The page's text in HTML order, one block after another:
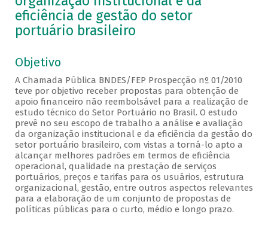
eficiência de gestão do setor
portuário brasileiro
Objetivo
A Chamada Pública BNDES/FEP Prospecção nº 01/2010
teve por objetivo receber propostas para obtenção de
apoio financeiro não reembolsável para a realização de
estudo técnico do Setor Portuário no Brasil. O estudo
prevê no seu escopo de trabalho a análise e avaliação
da organização institucional e da eficiência da gestão do
setor portuário brasileiro, com vistas a torná-lo apto a
alcançar melhores padrões em termos de eficiência
operacional, qualidade na prestação de serviços
portuários, preços e tarifas para os usuários, estrutura
organizacional, gestão, entre outros aspectos relevantes
para a elaboração de um conjunto de propostas de
políticas públicas para o curto, médio e longo prazo.